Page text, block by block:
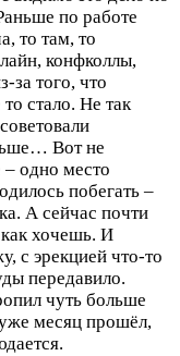
по работе
то там, то
конфколлы,
за того, что
стало. Не так
Вот не
одно место
побегать –
А сейчас почти
хочешь. И
с эрекцией что-то
передавило.
чуть больше
месяц прошёл,